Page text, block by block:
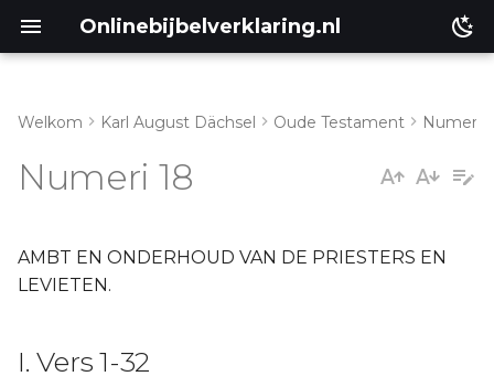
Onlinebijbelverklaring.nl
Lukas
Handelingen
Welkom Karl August Dächsel Oude Testament Numeri
Numeri 18
AMBT EN ONDERHOUD VAN DE PRIESTERS EN
LEVIETEN.
I. Vers 1-32